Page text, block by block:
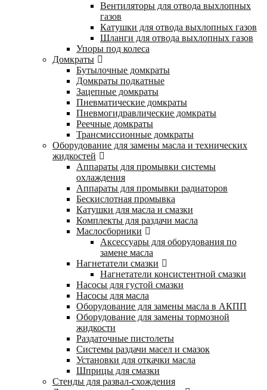
Вентиляторы для отвода выхлопных
газов
Катушки для отвода выхлопных газов
Шланги для отвода выхлопных газов
Упоры под колеса
Домкраты
Бутылочные домкраты
Домкраты подкатные
Зацепные домкраты
Пневматические домкраты
Пневмогидравлические домкраты
Реечные домкраты
Трансмиссионные домкраты
Оборудование для замены масла и технических
жидкостей
Аппараты для промывки системы
охлаждения
Аппараты для промывки радиаторов
Бескислотная промывка
Катушки для масла и смазки
Комплекты для раздачи масла
Маслосборники
Аксессуары для оборудования по
замене масла
Нагнетатели смазки
Нагнетатели консистентной смазки
Насосы для густой смазки
Насосы для масла
Оборудование для замены масла в АКПП
Оборудование для замены тормозной
жидкости
Раздаточные пистолеты
Системы раздачи масел и смазок
Установки для откачки масла
Шприцы для смазки
Стенды для развал-схождения